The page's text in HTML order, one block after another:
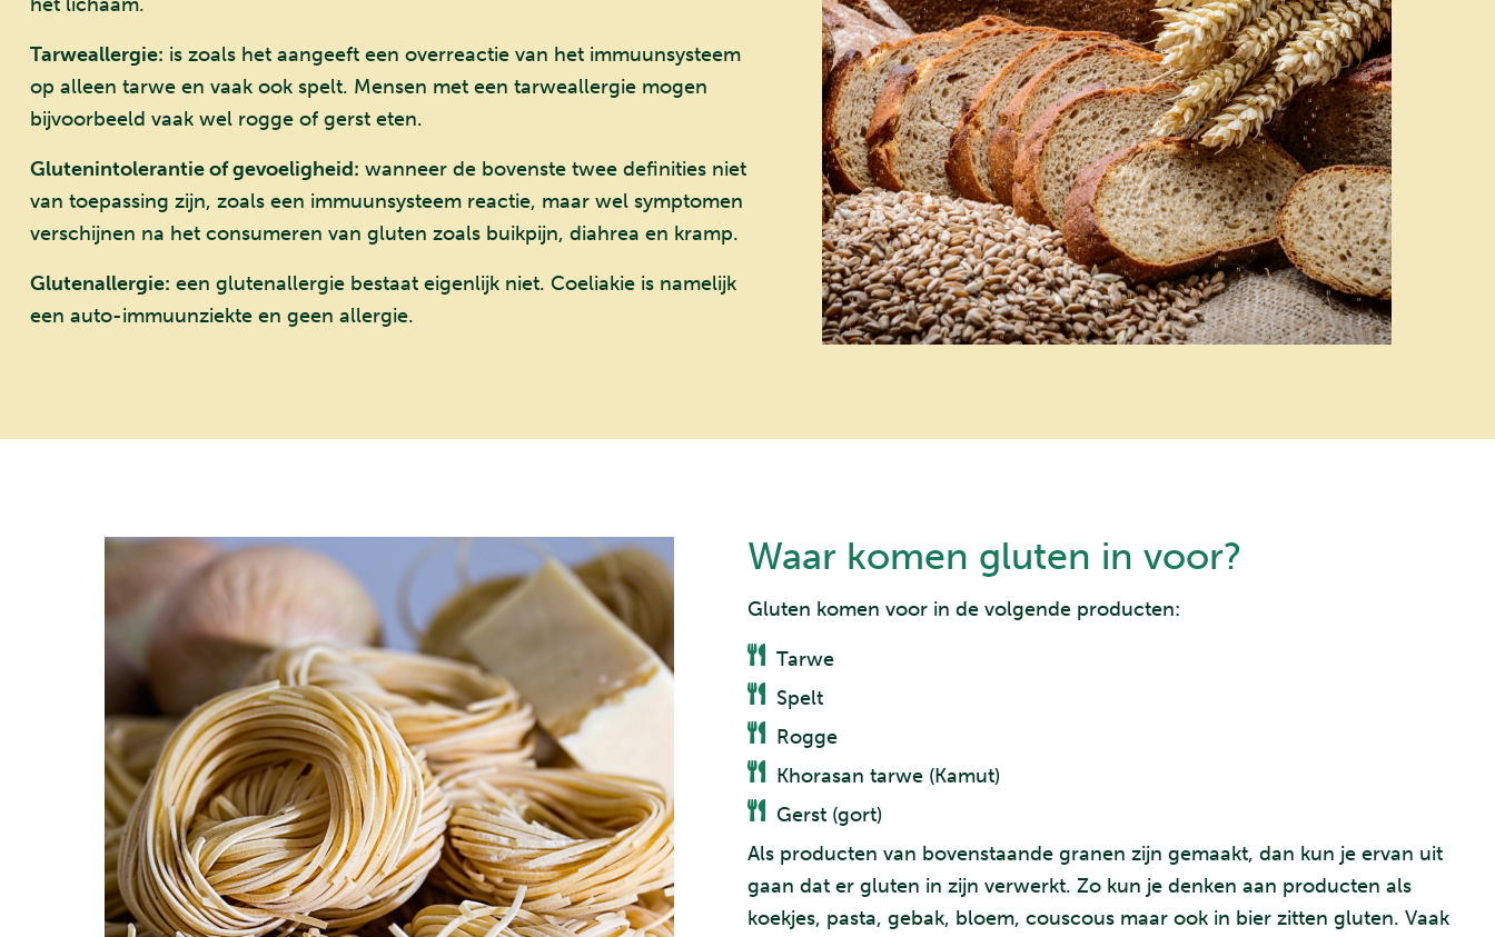
het lichaam.
Tarweallergie: is zoals het aangeeft een overreactie van het immuunsysteem
op alleen tarwe en vaak ook spelt. Mensen met een tarweallergie mogen
bijvoorbeeld vaak wel rogge of gerst eten.
Glutenintolerantie of gevoeligheid: wanneer de bovenste twee definities niet
van toepassing zijn, zoals een immuunsysteem reactie, maar wel symptomen
verschijnen na het consumeren van gluten zoals buikpijn, diahrea en kramp.
Glutenallergie: een glutenallergie bestaat eigenlijk niet. Coeliakie is namelijk
een auto-immuunziekte en geen allergie.
Waar komen gluten in voor?
Gluten komen voor in de volgende producten:
Tarwe
Spelt
Rogge
Khorasan tarwe (Kamut)
Gerst (gort)
Als producten van bovenstaande granen zijn gemaakt, dan kun je ervan uit
gaan dat er gluten in zijn verwerkt. Zo kun je denken aan producten als
koekjes, pasta, gebak, bloem, couscous maar ook in bier zitten gluten. Vaak